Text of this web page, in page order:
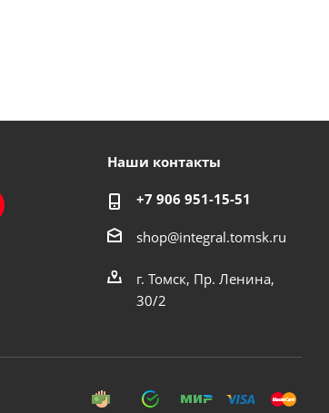
Наши контакты
+7 906 951-15-51
shop@integral.tomsk.ru
г. Томск, Пр. Ленина,
30/2